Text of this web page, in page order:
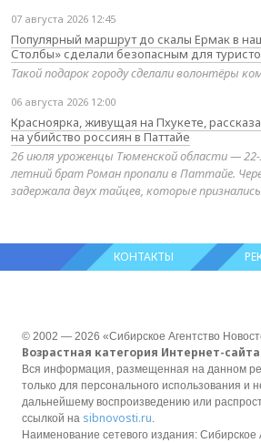
07 августа 2026 12:45
Популярный маршрут до скалы Ермак в
Столбы» сделали безопасным для
Такой подарок городу сделали волонтёры
06 августа 2026 12:00
Красноярка, живущая на Пхукете,
на убийство россиян в Паттайе
26 июля уроженцы Тюменской области — 22-
летний брат Роман пропали в Паттайе.
задержала двух тайцев, которые
КОНТАКТЫ
© 2002 — 2026 «Сибирское Агентство
Возрастная категория Интернет-сайта
Вся информация, размещенная на данном
только для персонального использования и
дальнейшему воспроизведению или
ссылкой на sibnovosti.ru.
Наименование сетевого издания: Сибирское